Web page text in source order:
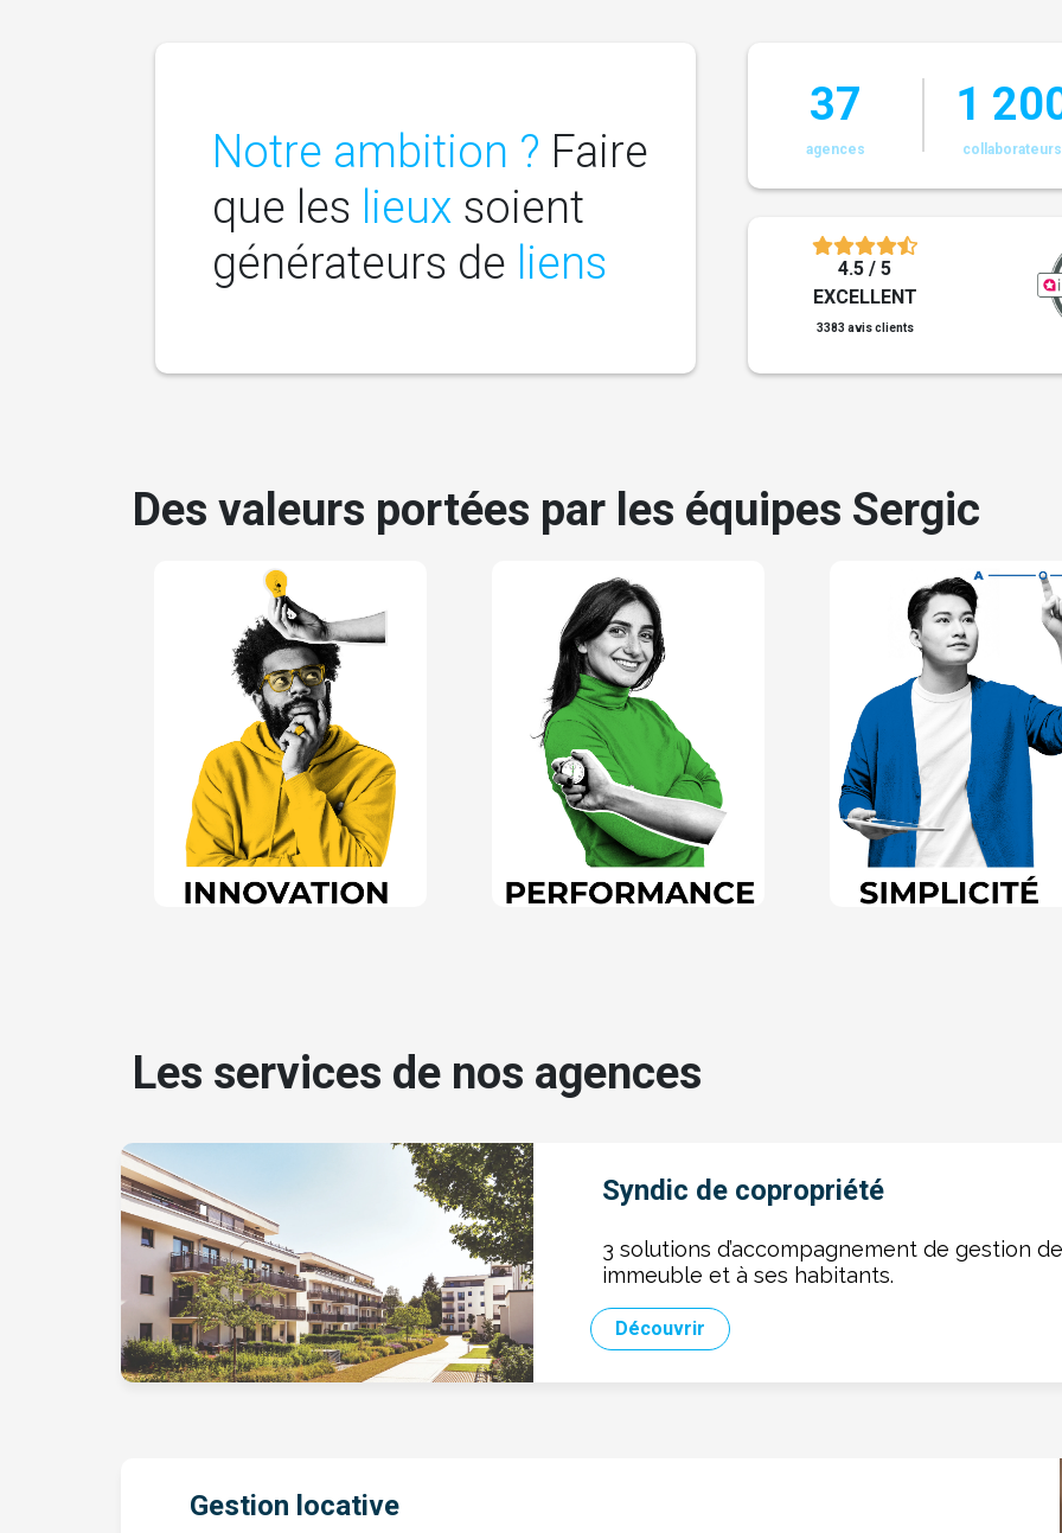
Notre ambition ? Faire
que les lieux soient
générateurs de liens
37
agences
1
collaborateurs
4.5 / 5
EXCELLENT
3383 avis clients
Des valeurs portées par les équipes Sergic
Les services de nos agences
Syndic de copropriété
3 solutions d’accompagnement de gestion
immeuble et à ses habitants.
Découvrir
Gestion locative